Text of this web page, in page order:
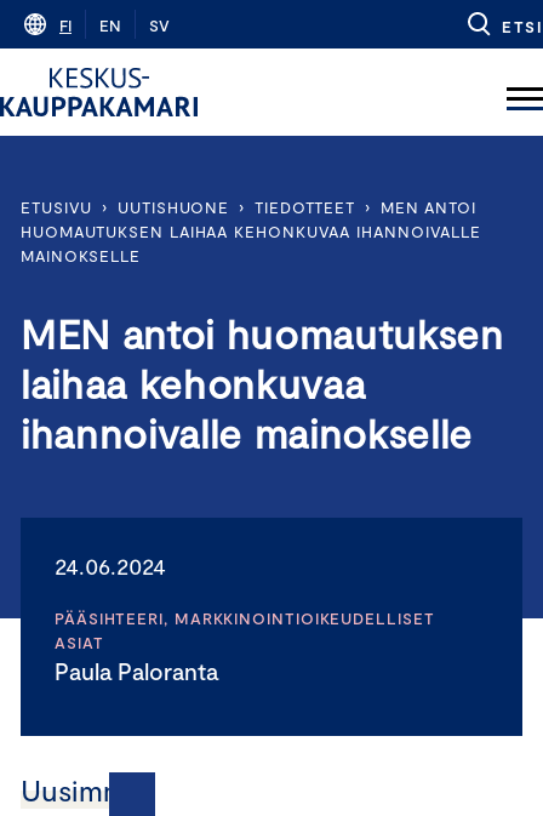
Skip
content
FI EN SV ETSI
ETUSIVU › UUTISHUONE › TIEDOTTEET ›
MEN ANTOI
HUOMAUTUKSEN LAIHAA KEHONKUVAA IHANNOIVALLE
MAINOKSELLE
MEN antoi huomautuksen
laihaa kehonkuvaa
ihannoivalle mainokselle
24.06.2024
PÄÄSIHTEERI, MARKKINOINTIOIKEUDELLISET
ASIAT
Paula Paloranta
Uusimmat